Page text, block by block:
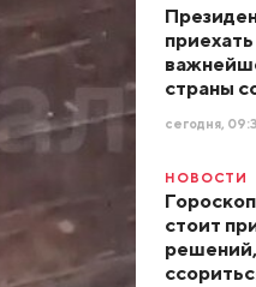
страны
сегодня,
НОВОСТИ
стоит